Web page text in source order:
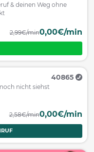
& deinen Weg ohne
2,99€/min0,00€/min
40865
nicht siehst
2,58€/min0,00€/min